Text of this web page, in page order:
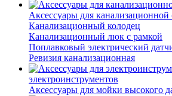
Аксессуары для
Канализационный колодец
Канализационный люк с рамкой
Поплавковый электрический
Ревизия канализационная
электроинструментов
Аксессуары для мойки высокого